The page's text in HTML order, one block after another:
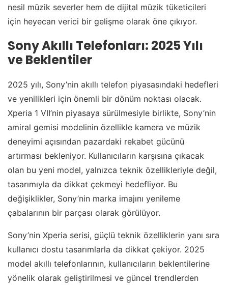
nesil müzik severler hem de dijital müzik tüketicileri
için heyecan verici bir gelişme olarak öne çıkıyor.
Sony Akıllı Telefonları: 2025 Yılı
ve Beklentiler
2025 yılı, Sony’nin akıllı telefon piyasasındaki hedefleri
ve yenilikleri için önemli bir dönüm noktası olacak.
Xperia 1 VII’nin piyasaya sürülmesiyle birlikte, Sony’nin
amiral gemisi modelinin özellikle kamera ve müzik
deneyimi açısından pazardaki rekabet gücünü
artırması bekleniyor. Kullanıcıların karşısına çıkacak
olan bu yeni model, yalnızca teknik özellikleriyle değil,
tasarımıyla da dikkat çekmeyi hedefliyor. Bu
değişiklikler, Sony’nin marka imajını yenileme
çabalarının bir parçası olarak görülüyor.
Sony’nin Xperia serisi, güçlü teknik özelliklerin yanı sıra
kullanıcı dostu tasarımlarla da dikkat çekiyor. 2025
model akıllı telefonlarının, kullanıcıların beklentilerine
yönelik olarak geliştirilmesi ve güncel trendlerden